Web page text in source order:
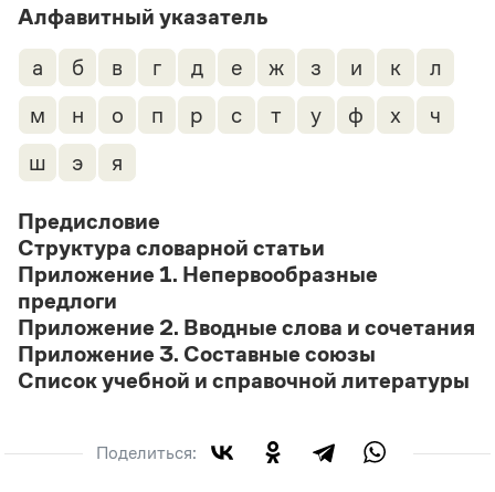
Научпоп
Учебники и справочники
Все книги
Алфавитный указатель
а б в г д е ж з и к
л
м
н о п р с т у ф х
ч
ш
э я
Предисловие
Структура словарной статьи
Приложение 1. Непервообразные
предлоги
Приложение 2. Вводные слова и сочетания
Приложение 3. Составные союзы
Список учебной и справочной литературы
Поделиться: